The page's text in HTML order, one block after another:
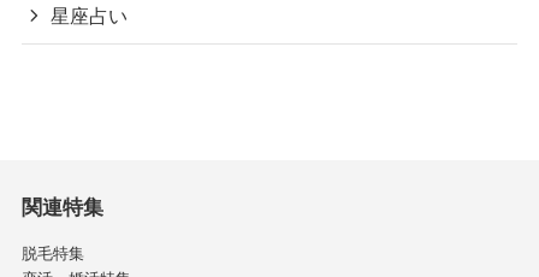
星座占い
関連特集
脱毛特集